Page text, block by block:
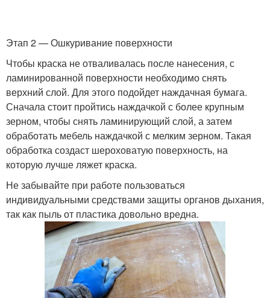
Этап 2 — Ошкуривание поверхности
Чтобы краска не отваливалась после нанесения, с
ламинированной поверхности необходимо снять
верхний слой. Для этого подойдет наждачная бумага.
Сначала стоит пройтись наждачкой с более крупным
зерном, чтобы снять ламинирующий слой, а затем
обработать мебель наждачкой с мелким зерном. Такая
обработка создаст шероховатую поверхность, на
которую лучше ляжет краска.
Не забывайте при работе пользоваться
индивидуальными средствами защиты органов дыхания,
так как пыль от пластика довольно вредна.